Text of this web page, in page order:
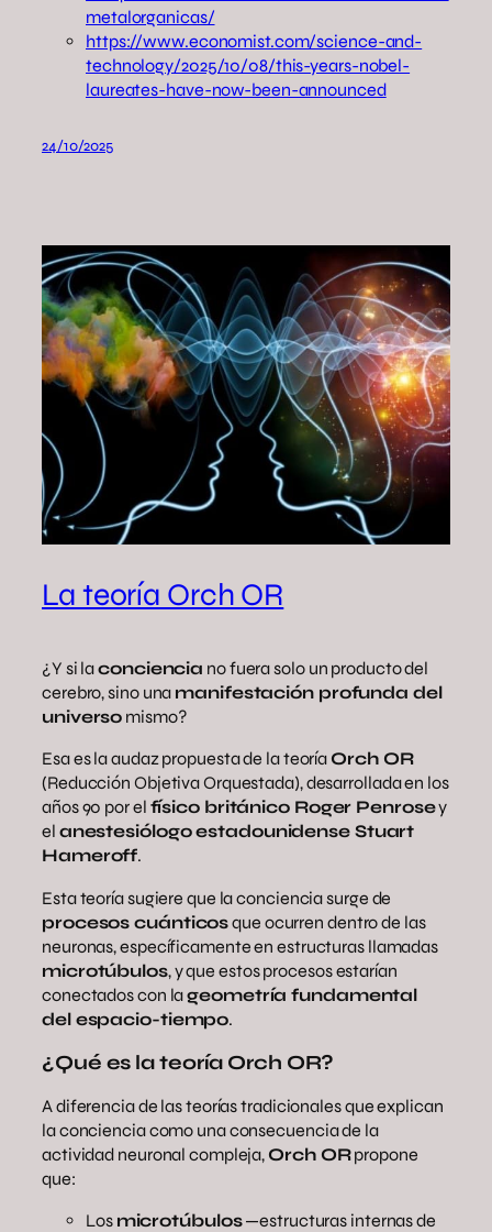
metalorganicas/
https://www.economist.com/science-and-
technology/2025/10/08/this-years-nobel-
laureates-have-now-been-announced
24/10/2025
La teoría Orch OR
¿Y si laconciencia no fuera solo un producto del
cerebro, sino una manifestación profunda del
universo mismo?
Esa es la audaz propuesta de la teoría Orch OR
(Reducción Objetiva Orquestada), desarrollada en los
años 90 por el físico británico Roger Penrosey
el anestesiólogo estadounidense Stuart
Hameroff.
Esta teoría sugiere que la conciencia surge de
procesos cuánticosque ocurren dentro de las
neuronas, específicamente en estructuras llamadas
microtúbulos, y que estos procesos estarían
conectados con lageometría fundamental
del espacio-tiempo.
¿Qué es la teoría Orch OR?
A diferencia de las teorías tradicionales que explican
la conciencia como una consecuencia de la
actividad neuronal compleja, Orch ORpropone
que:
Los microtúbulos—estructuras internas de